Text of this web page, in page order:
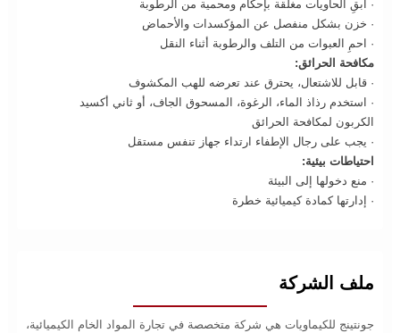
· أبقِ الحاويات مغلقة بإحكام ومحمية من الرطوبة
· خزن بشكل منفصل عن المؤكسدات والأحماض
· احمِ العبوات من التلف والرطوبة أثناء النقل
مكافحة الحرائق:
· قابل للاشتعال، يحترق عند تعرضه للهب المكشوف
· استخدم رذاذ الماء، الرغوة، المسحوق الجاف، أو ثاني أكسيد
الكربون لمكافحة الحرائق
· يجب على رجال الإطفاء ارتداء جهاز تنفس مستقل
احتياطات بيئية:
· منع دخولها إلى البيئة
· إدارتها كمادة كيميائية خطرة
ملف الشركة
جونتينج للكيماويات هي شركة متخصصة في تجارة المواد الخام الكيميائية،